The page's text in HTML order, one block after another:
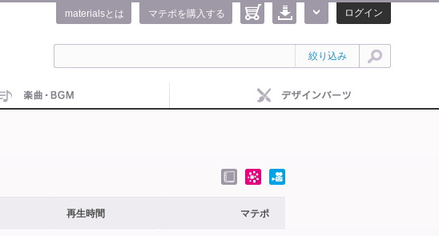
ログイン
マテポを購入する
materialsとは
絞り込み
再生時間 マテポ